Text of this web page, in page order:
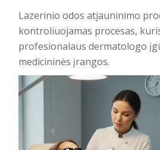
Lazerinio odos atjauninimo
kontroliuojamas procesas,
profesionalaus dermatologo
medicininės įrangos.